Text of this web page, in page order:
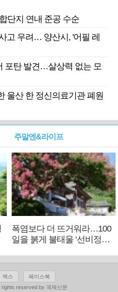
단지 연내 준공 수순
고 우려… 양산시, '어필 레
포탄 발견…살상력 없는 모
울산 한 정신의료기관 폐원
주말엔&라이프
폭염보다 더 뜨거워라…100
일을 붉게 불태울 ‘선비정신’
엑스
페이스북
reserved by 국제신문